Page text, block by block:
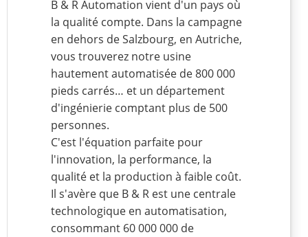
B & R Automation vient d'un pays où
la qualité compte. Dans la campagne
en dehors de Salzbourg, en Autriche,
vous trouverez notre usine
hautement automatisée de 800 000
pieds carrés… et un département
d'ingénierie comptant plus de 500
personnes.
C'est l'équation parfaite pour
l'innovation, la performance, la
qualité et la production à faible coût.
Il s'avère que B & R est une centrale
technologique en automatisation,
consommant 60 000 000 de